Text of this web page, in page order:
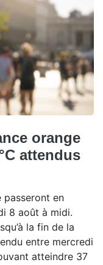
orange
attendus
passeront en
8 août à midi.
la fin de la
entre mercredi
atteindre 37